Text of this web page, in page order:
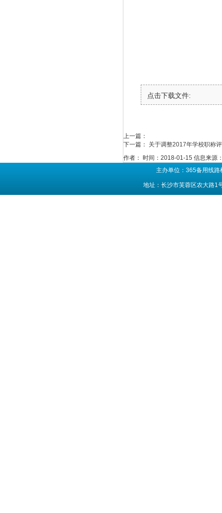
点击下载文件:
上一篇：
下一篇： 关于调整2017年学校职称
作者：
时间：2018-01-15 信息来源
主办单位：365备用线
地址：长沙市芙蓉区农大路